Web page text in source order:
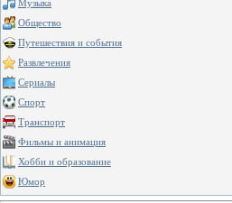
Музыка
Общество
Путешествия и события
Развлечения
Сериалы
Спорт
Транспорт
Фильмы и анимация
Хобби и образование
Юмор